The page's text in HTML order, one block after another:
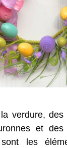
verdure,
et
les